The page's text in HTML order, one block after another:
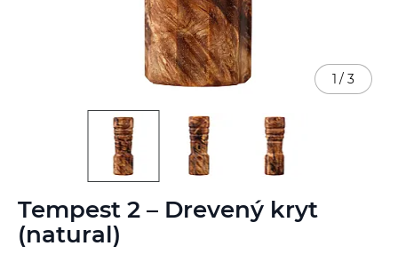
Tempest 2 – Drevený kryt
(natural)
1 / 3
na
začiatok
galérie